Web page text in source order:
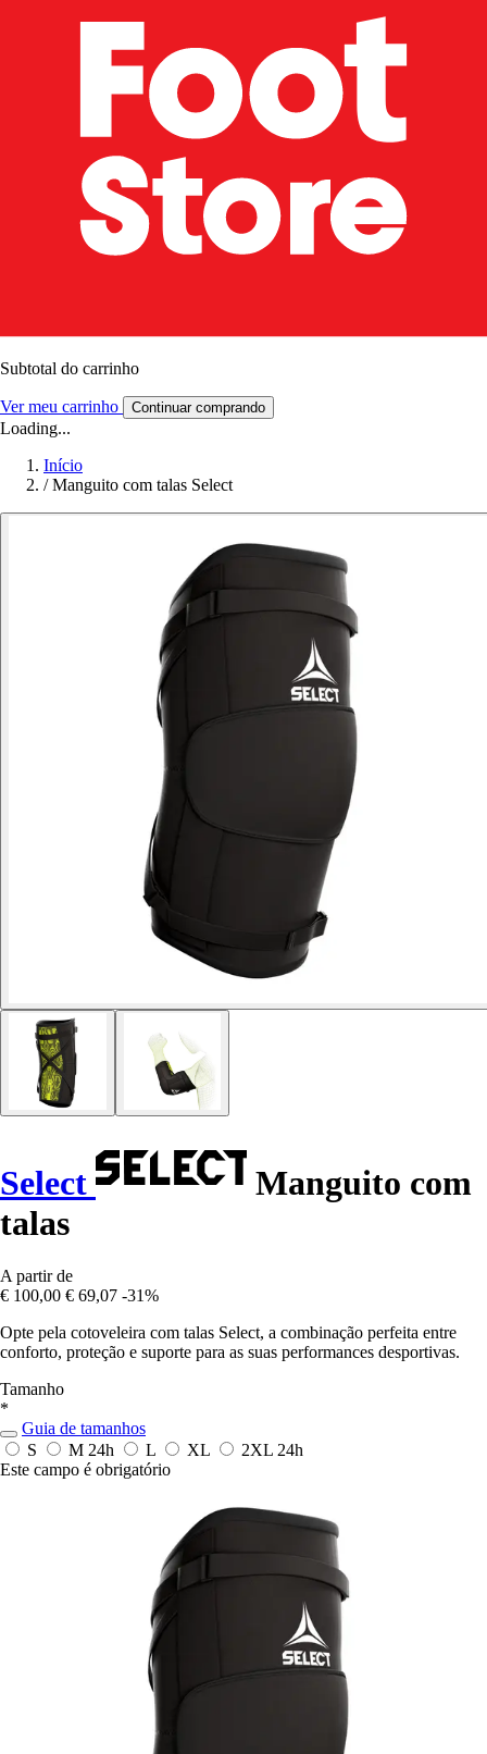
Subtotal do carrinho
Ver meu carrinho Continuar comprando
Loading...
Início
/ Manguito com talas Select
Select
Manguito com
talas
A partir de
€ 100,00 € 69,07 -31%
Opte pela cotoveleira com talas Select, a combinação perfeita entre
conforto, proteção e suporte para as suas performances desportivas.
Tamanho
*
Guia de tamanhos
S
M 24h L XL 2XL 24h
Este campo é obrigatório